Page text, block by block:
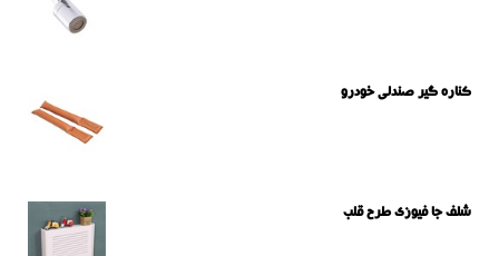
کناره گیر صندلی خودرو
شلف جا فیوزی طرح قلب